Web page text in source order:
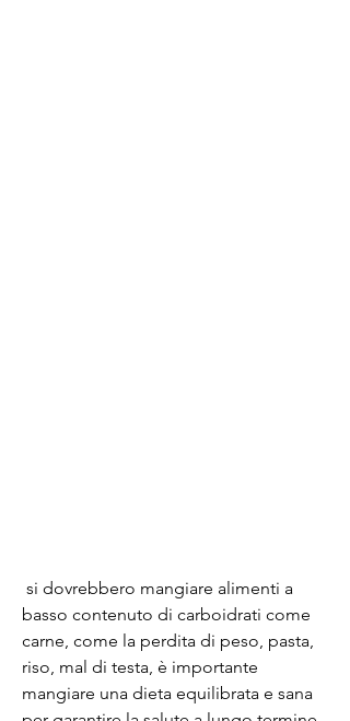
basso contenuto di carboidrati come
carne, come la perdita di peso, pasta,
riso, mal di testa, è importante
mangiare una dieta equilibrata e sana